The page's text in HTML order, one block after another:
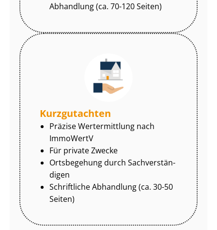
Abhandlung (ca. 70-120 Seiten)
Kurzgutachten
Präzise Wertermittlung nach
ImmoWertV
Für private Zwecke
Ortsbegehung durch Sach­ver­stän­
di­gen
Schriftliche Abhandlung (ca. 30-50
Seiten)